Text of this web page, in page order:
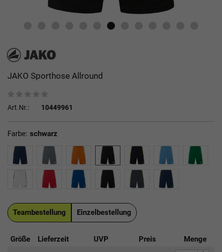
JAKO Sporthose Allround
Art.Nr.: 10449961
Farbe: schwarz
Teambestellung Einzelbestellung
Größe Lieferzeit UVP Preis Menge